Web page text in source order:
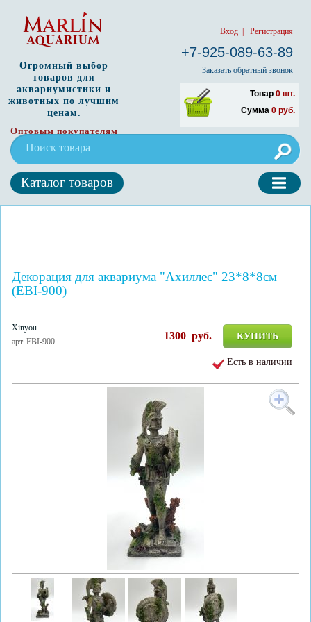
Вход Регистрация
+7-925-089-63-89
Заказать обратный звонок
Товар 0 шт.
Сумма 0 руб.
Огромный выбор
товаров для
аквариумистики и
животных по лучшим
ценам.
Оптовым покупателям
Каталог товаров
Декорация для аквариума "Ахиллес" 23*8*8см
(EBI-900)
Xinyou
арт. EBI-900
КУПИТЬ
1300 руб.
Есть в наличии